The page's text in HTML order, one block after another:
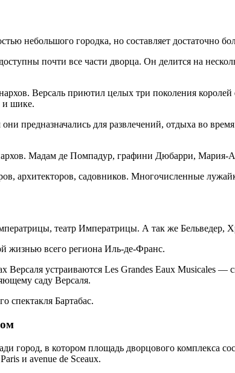
небольшого городка, но составляет достаточно
почти все части дворца. Он делится на
Версаль приютил целых три поколения
и шике.
предназначались для развлечений, отдыха во
Мадам де Помпадур, графини Дюбарри, Мария-
архитекторов, садовников. Многочисленные
театр Императрицы. А так же Бельведер,
жизнью всего региона Иль-де-Франс.
Версаля устраиваются Les Grandes Eaux Musicales
саду Версаля.
спектакля Бартабас.
в котором площадь дворцового комплекса
и avenue de Sceaux.